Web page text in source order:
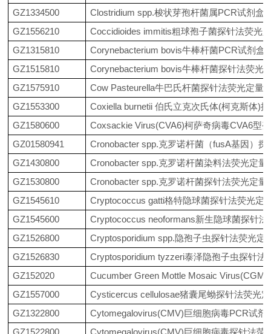
GZ1334500
Clostridium spp.梭状芽孢杆菌属PCR试剂盒
GZ1556210
Coccidioides immitis粗球孢子菌探针法荧光
GZ1315810
Corynebacterium bovis牛棒杆菌PCR试剂盒
GZ1515810
Corynebacterium bovis牛棒杆菌探针法荧光
GZ1575910
Cow Pasteurella牛巴氏杆菌探针法荧光定量
GZ1553300
Coxiella burnetii 伯氏立克次氏体(柯克斯体)
GZ1580600
Coxsackie Virus(CVA6)柯萨奇病毒CVA6型
GZ01580941
Cronobacter spp.克罗诺杆菌（fusA基因）
GZ1430800
Cronobacter spp.克罗诺杆菌染料法荧光定量
GZ1530800
Cronobacter spp.克罗诺杆菌探针法荧光定量
GZ1545610
Cryptococcus gatti格特隐球菌探针法荧光定
GZ1545600
Cryptococcus neoformans新生隐球菌探针
GZ1526800
Cryptosporidium spp.隐孢子虫探针法荧光定
GZ1526830
Cryptosporidium tyzzeri泰泽隐孢子虫探针法
GZ152020
Cucumber Green Mottle Mosaic
GZ1557000
Cysticercus cellulosae猪囊尾蚴探针法荧光
GZ1322800
Cytomegalovirus(CMV)巨细胞病毒PCR试剂
GZ1522800
Cytomegalovirus(CMV)巨细胞病毒探针法荧